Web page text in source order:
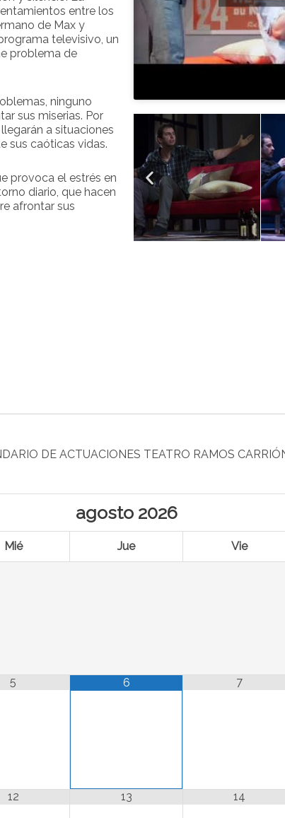
entre los
de Max y
televisivo, un
problema de
ninguno
sus miserias. Por
a situaciones
sus caóticas vidas.
provoca el estrés en
diario, que hacen
afrontar sus
DE ACTUACIONES TEATRO RAMOS
agosto 2026
Mié Jue Vie
5 6 7
12 13 14